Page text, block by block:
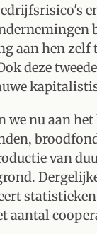
aan hen zelf
deze
we nu aan
van
aantal